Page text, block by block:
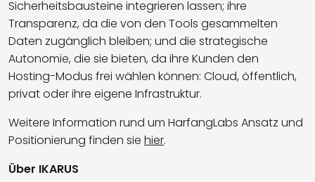
Sicherheitsbausteine integrieren lassen; ihre
Transparenz, da die von den Tools gesammelten
Daten zugänglich bleiben; und die strategische
Autonomie, die sie bieten, da ihre Kunden den
Hosting-Modus frei wählen können: Cloud, öffentlich,
privat oder ihre eigene Infrastruktur.
Weitere Information rund um HarfangLabs Ansatz und
Positionierung finden sie hier.
Über IKARUS